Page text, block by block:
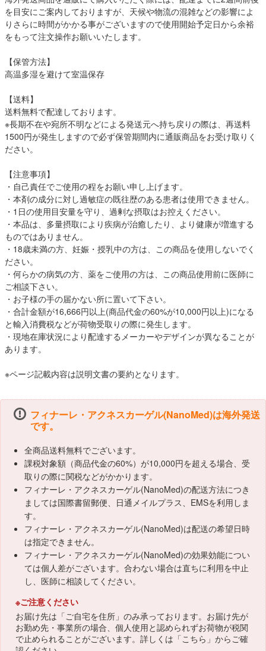
を目安にご案内しておりますが、天候や物流の混雑などの影響によ
りさらに時間がかかる事がございますので使用開始予定日から余裕
をもって注文操作お願いいたします。
【保管方法】
高温多湿を避けて室温保存
【送料】
送料無料で配達しております。
※長期不在や宛所不明などによる発送元へ持ち戻りの際は、再送料
1500円が発生しますので必ず保管期間内に通販商品をお受け取りく
ださい。
【注意事項】
・自己責任でご使用の程をお願い申し上げます。
・本剤の成分に対し過敏症の既往歴のある患者は使用できません。
・1日の使用目安量を守り、過剰な摂取はお控えください。
・本品は、多量摂取により疾病が治癒したり、より健康が増進する
ものではありません。
・18歳未満の方、妊娠・授乳中の方は、この商品を使用しないでく
ださい。
・何らかの病気の方、薬をご使用の方は、この商品使用前に医師に
ご相談下さい。
・お子様の手の届かない所に置いて下さい。
・合計金額が16,666円以上(商品代金の60%が10,000円以上)になる
と輸入消費税などが荷物受取りの際に発生します。
・現地在庫状況により配達するメーカーやデザインが異なることが
あります。
※ページ記載内容は説明文書の要約となります。
フィナーレ・アクネスカーゲル(NanoMed)は海外発送
です。
全商品送料無料でございます。
課税対象額（商品代金の60%）が10,000円を超える場合、受
取りの際に関税などがかかります。
フィナーレ・アクネスカーゲル(NanoMed)の配送方法につき
ましては国際書留郵便、日通メイルプラス、EMSを利用しま
す。
フィナーレ・アクネスカーゲル(NanoMed)は配送の希望日時
は指定できません。
フィナーレ・アクネスカーゲル(NanoMed)の効果効能につい
ては個人差がございます。合わない場合は直ちに利用を中止
し、医師に相談してください。
※ご注意ください
お届け先は「ご自宅を住所」のみ承っております。お届け先が
お勤め先・事業所の場合、個人使用と認められずお荷物が税関
で止められることがございます。詳しくは「こちら 」からご確